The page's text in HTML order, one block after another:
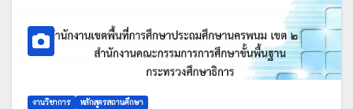
งานวิชาการ หลักสูตรสถานศึกษา